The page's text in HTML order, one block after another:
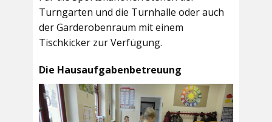
Turngarten und die Turnhalle oder auch
derGarderobenraum mit einem
Tischkicker zur Verfügung.
Die Hausaufgabenbetreuung